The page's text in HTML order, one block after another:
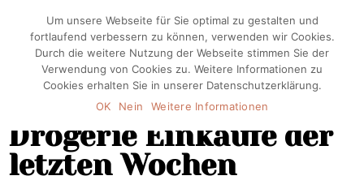
Drogerie Einkäufe der
letzten Wochen
Um unsere Webseite für Sie optimal zu gestalten und
fortlaufend verbessern zu können, verwenden wir Cookies.
Durch die weitere Nutzung der Webseite stimmen Sie der
Verwendung von Cookies zu. Weitere Informationen zu
Cookies erhalten Sie in unserer Datenschutzerklärung.
OK
Nein Weitere Informationen